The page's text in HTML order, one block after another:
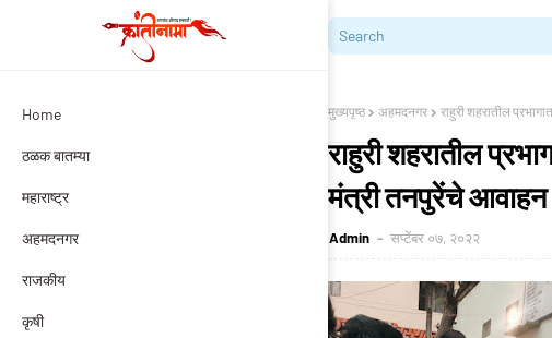
Home
ठळक बातम्या
महाराष्ट्र
अहमदनगर
राजकीय
कृषी
मुख्यपृष्ठ अहमदनगर राहुरी शहरातील
राहुरी शहरातील
मंत्री तनपुरेंचे आवाहन
Admin सप्टेंबर ०७, २०२२